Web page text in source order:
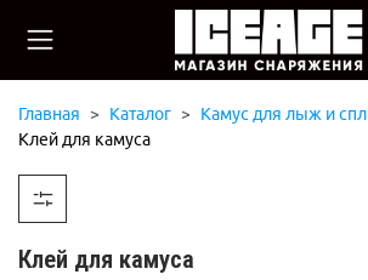
Главная Каталог
Камус для лыж и
Клей для камуса
Клей для камуса